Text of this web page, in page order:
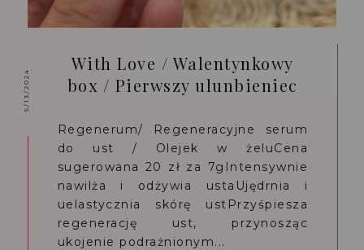
5/13/2024
With Love / Walentynkowy
box / Pierwszy ulunbieniec
Regenerum/ Regeneracyjne serum
do ust / Olejek w żeluCena
sugerowana 20 zł za 7gIntensywnie
nawilża i odżywia ustaUjędrnia i
uelastycznia skórę ustPrzyśpiesza
regenerację ust, przynosząc
ukojenie podrażnionym...